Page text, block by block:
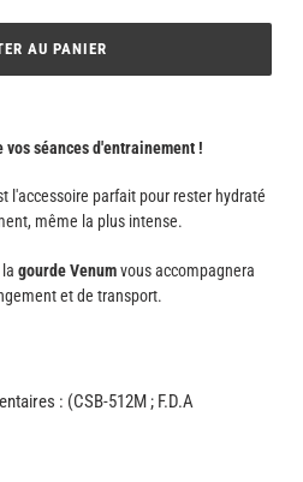
AU PANIER
séances d'entrainement !
l'accessoire parfait pour rester hydraté
même la plus intense.
gourde Venumvous accompagnera
et de transport.
: (CSB-512M ; F.D.A